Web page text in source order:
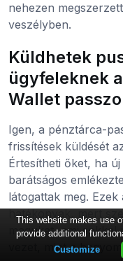
nehezen
veszélyben.
Küldhetek
ügyfeleknek
Wallet
Igen, a pénztárca-
frissítések küldését
Értesítheti őket, ha
barátságos
látogattak meg.
hatékonyak, mert
magukat, ami sokkal
vezet, mint a
This website makes use
provide additional
Customize